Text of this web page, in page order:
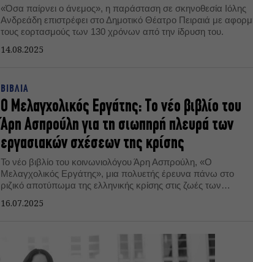
«Όσα παίρνει ο άνεμος», η παράσταση σε σκηνοθεσία Ιόλης
Ανδρεάδη επιστρέφει στο Δημοτικό Θέατρο Πειραιά με
τους εορτασμούς των 130 χρόνων από την ίδρυση του.
14.08.2025
ΒΙΒΛΙΑ
Ο Μελαγχολικός Εργάτης: Το νέο βιβλίο του
Άρη Ασπρούλη για τη σιωπηρή πλευρά των
εργασιακών σχέσεων της κρίσης
Το νέο βιβλίο του κοινωνιολόγου Άρη Ασπρούλη, «Ο
Μελαγχολικός Εργάτης», μια πολυετής έρευνα πάνω στο
ριζικό αποτύπωμα της ελληνικής κρίσης στις ζωές των
16.07.2025